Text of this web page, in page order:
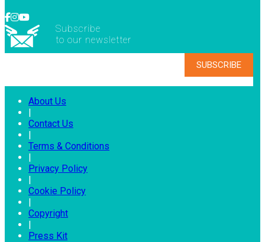
Subscribe
to our newsletter
About Us
|
Contact Us
|
Terms & Conditions
|
Privacy Policy
|
Cookie Policy
|
Copyright
|
Press Kit